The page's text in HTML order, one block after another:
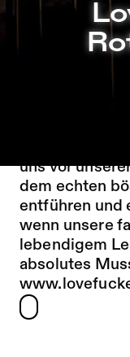
Zu Programm
Zu Aktuelles
Lovefuckers:
Das Warten
wieder - auch
uns vor
dem echten
entführen und
wenn unsere
lebendigem
absolutes